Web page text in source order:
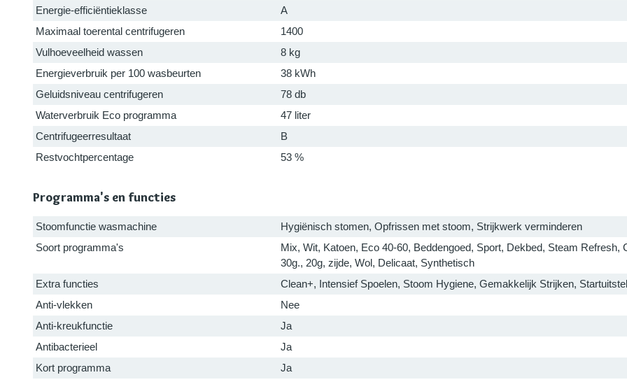
Energie-efficiëntieklasse
A
Maximaal toerental centrifugeren
1400
Vulhoeveelheid wassen
8 kg
Energieverbruik per 100 wasbeurten
38 kWh
Geluidsniveau centrifugeren
78 db
Waterverbruik Eco programma
47 liter
Centrifugeerresultaat
B
Restvochtpercentage
53 %
Programma's en functies
Stoomfunctie wasmachine
Hygiënisch stomen, Opfrissen met stoom, Strijkwerk verminderen
Soort programma's
Mix, Wit, Katoen, Eco 40-60, Beddengoed, Sport, Dekbed, Steam
30g., 20g, zijde, Wol, Delicaat, Synthetisch
Extra functies
Clean+, Intensief Spoelen, Stoom Hygiene, Gemakkelijk Strijken,
Anti-vlekken
Nee
Anti-kreukfunctie
Ja
Antibacterieel
Ja
Kort programma
Ja